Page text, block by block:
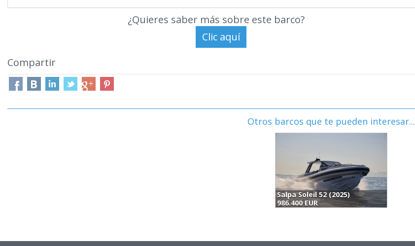
¿Quieres saber más sobre este barco?
Compartir
Otros barcos que te pueden interesar...
Salpa Soleil 52 (2025)
986.400 EUR